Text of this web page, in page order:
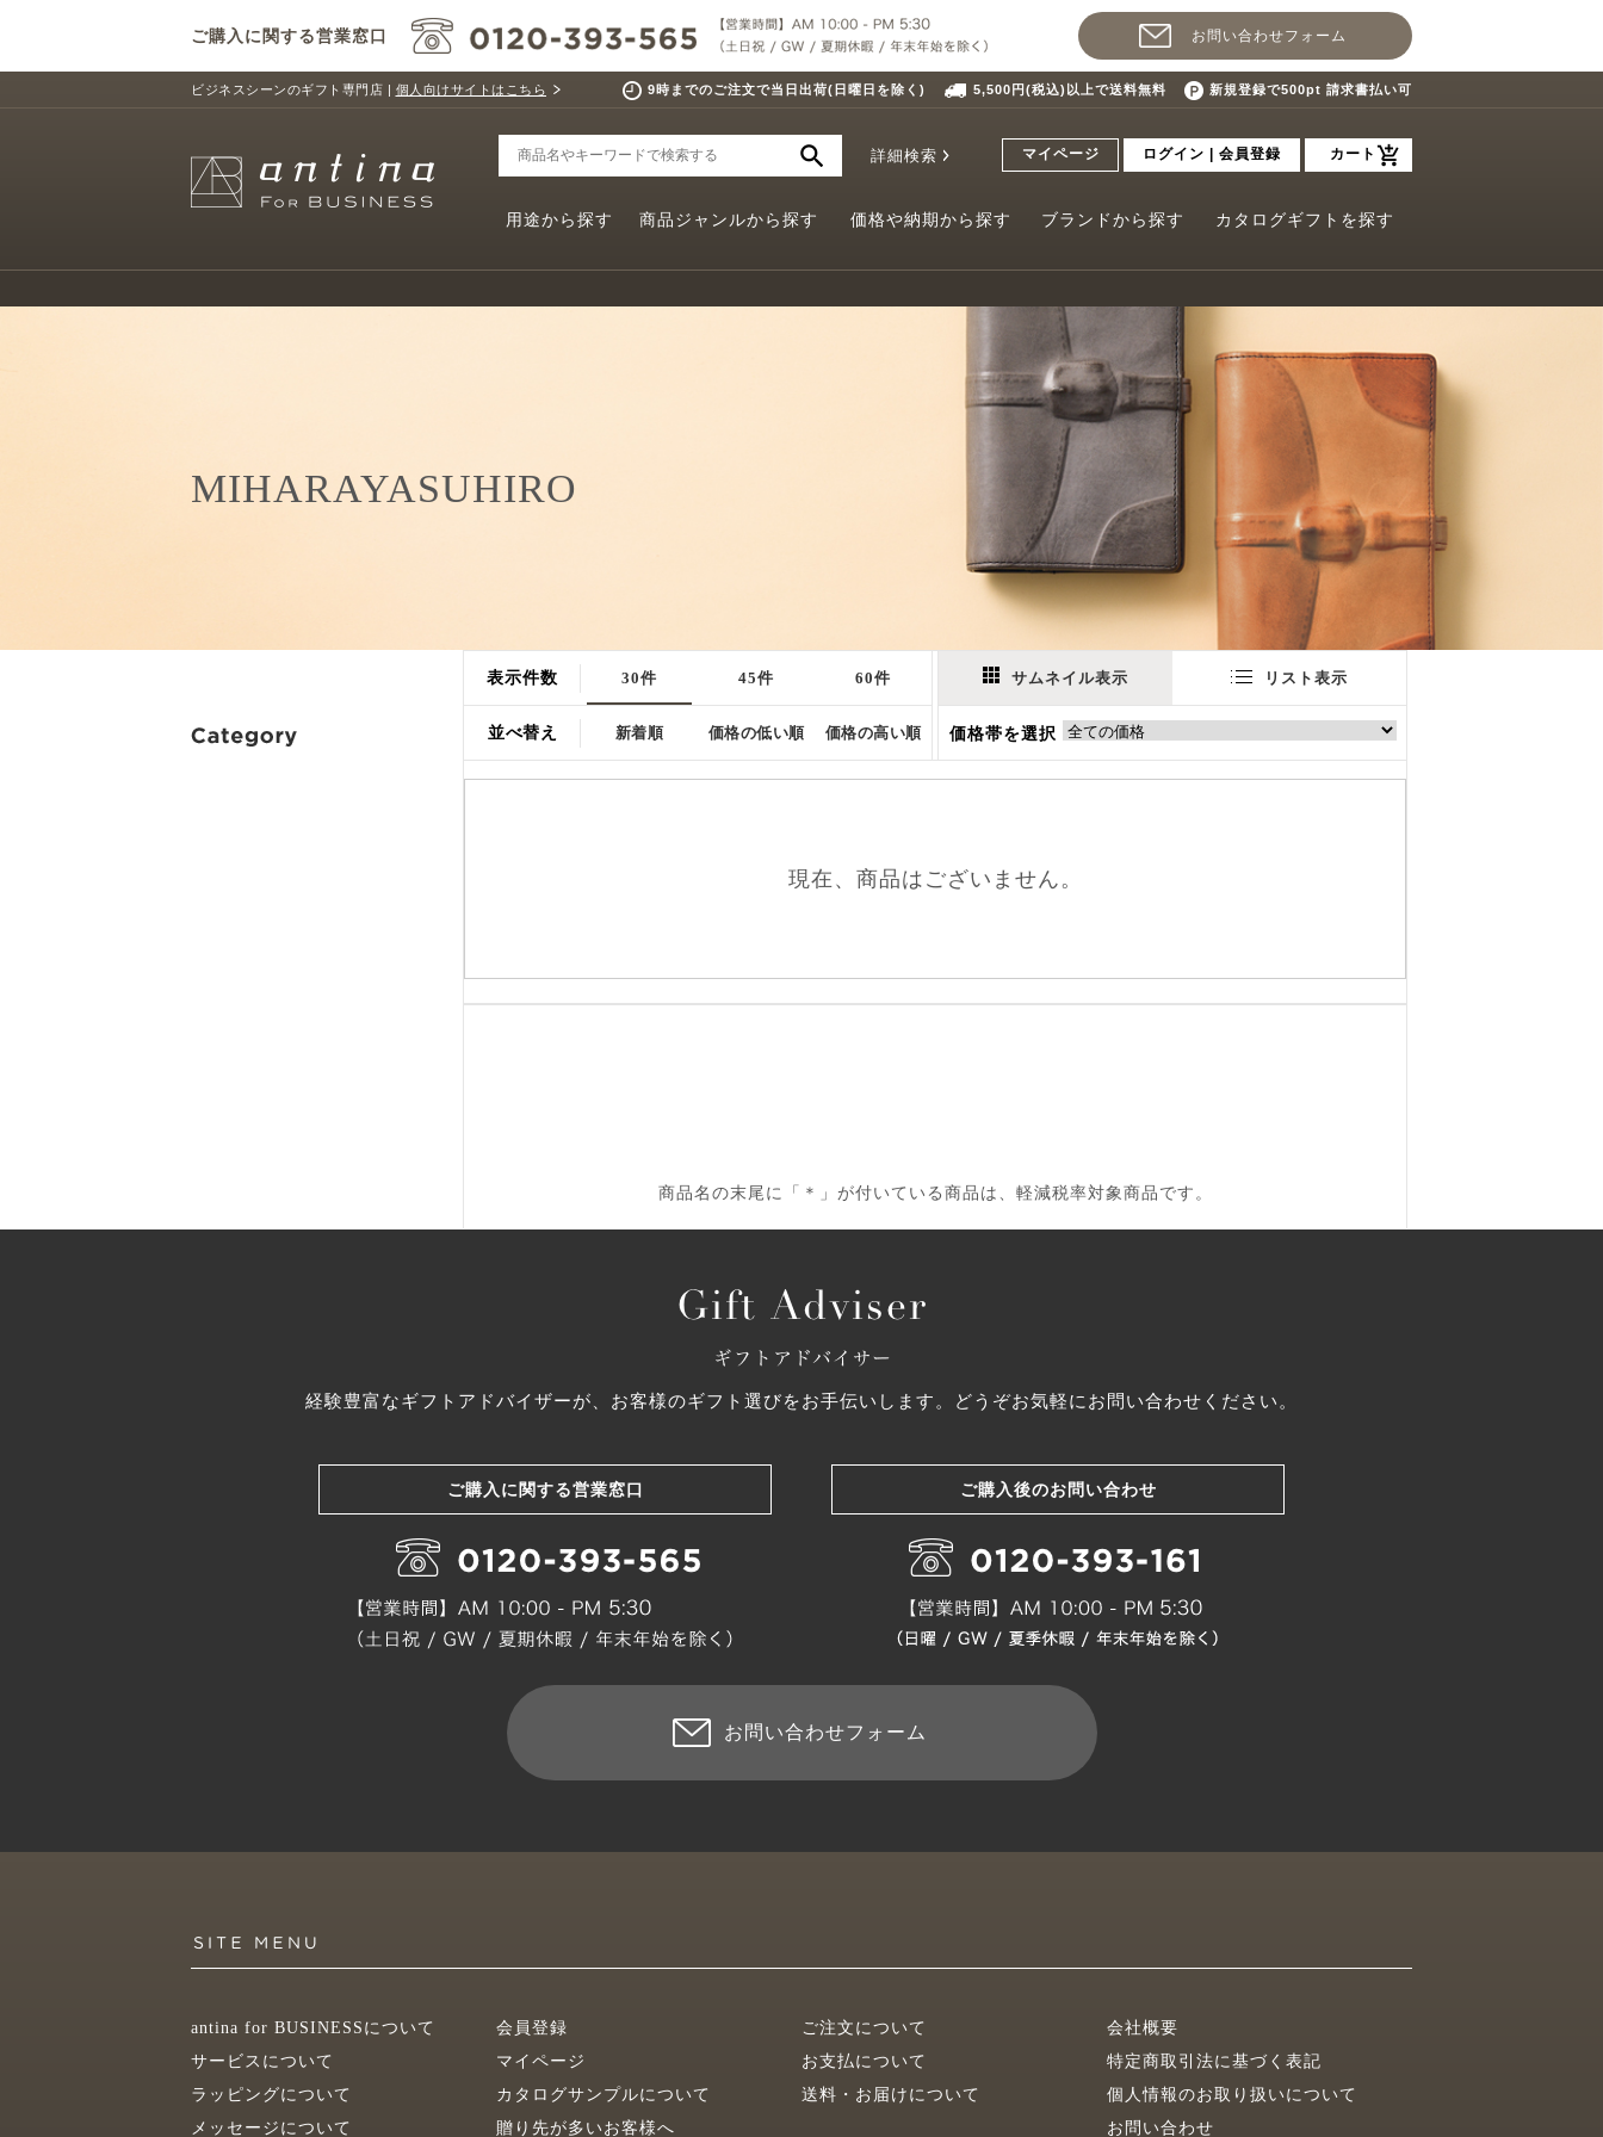
ご購入に関する営業窓口 お問い合わせフォーム
ビジネスシーンのギフト専門店 | 個人向けサイトはこちら 9時までのご注文で当日出荷(日曜日を除く) 5,500円(税込)以上で送料無料 新規登録で500pt 請求書払い可
詳細検索 マイページ ログイン | 会員登録 カート
用途から探す 商品ジャンルから探す 価格や納期から探す ブランドから探す カタログギフトを探す
MIHARAYASUHIRO
表示件数 30件 45件 60件
並べ替え 新着順 価格の低い順 価格の高い順
サムネイル表示 リスト表示
価格帯を選択
現在、商品はございません。
商品名の末尾に「＊」が付いている商品は、軽減税率対象商品です。
経験豊富なギフトアドバイザーが、お客様のギフト選びをお手伝いします。どうぞお気軽にお問い合わせください。
ご購入に関する営業窓口 ご購入後のお問い合わせ
お問い合わせフォーム
antina for BUSINESSについて
サービスについて
ラッピングについて
メッセージについて
会員登録
マイページ
カタログサンプルについて
贈り先が多いお客様へ
ご注文について
お支払について
送料・お届けについて
会社概要
特定商取引法に基づく表記
個人情報のお取り扱いについて
お問い合わせ